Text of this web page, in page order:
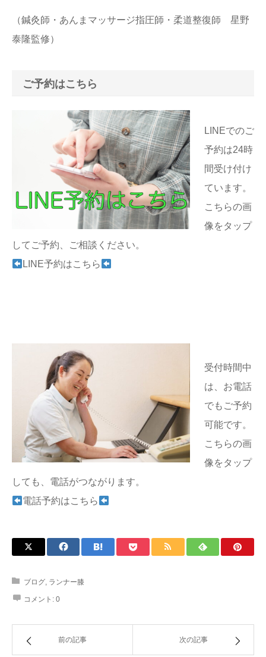
（鍼灸師・あんまマッサージ指圧師・柔道整復師 星野
泰隆監修）
ご予約はこちら
LINEでのご
予約は24時
間受け付け
ています。
こちらの画
像をタップ
してご予約、ご相談ください。
LINE予約はこちら
受付時間中
は、お電話
でもご予約
可能です。
こちらの画
像をタップ
しても、電話がつながります。
電話予約はこちら
ブログ, ランナー膝
コメント: 0
前の記事 次の記事